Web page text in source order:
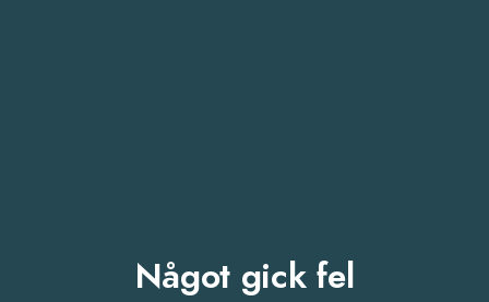
Något gick fel